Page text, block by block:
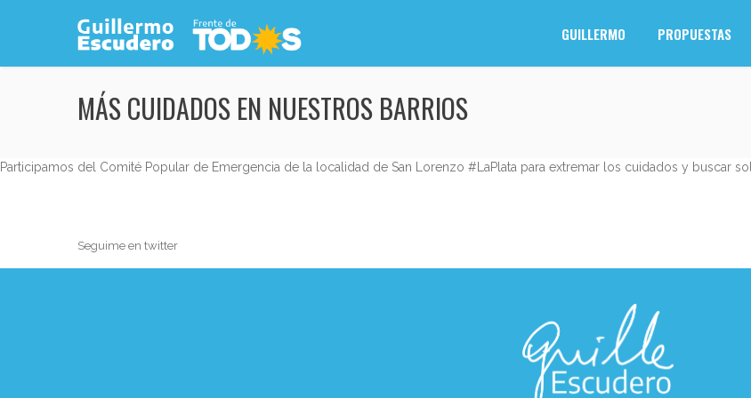
GUILLERMO PROPUESTAS
MÁS CUIDADOS EN NUESTROS BARRIOS
Participamos del Comité Popular de Emergencia de la localidad de San Lorenzo #LaPlata para extremar los cuidados y buscar
Seguime en twitter